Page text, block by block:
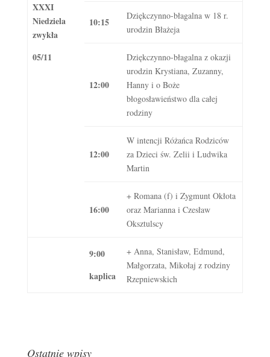
XXXI
Niedziela
zwykła
05/11
10:15
Dziękczynno-błagalna w 18 r.
urodzin Błażeja
12:00
Dziękczynno-błagalna z okazji
urodzin Krystiana, Zuzanny,
Hanny i o Boże
błogosławieństwo dla całej
rodziny
12:00
W intencji Różańca Rodziców
za Dzieci św. Zelii i Ludwika
Martin
16:00
+ Romana (f) i Zygmunt Okłota
oraz Marianna i Czesław
Oksztulscy
9:00
kaplica
+ Anna, Stanisław, Edmund,
Małgorzata, Mikołaj z rodziny
Rzepniewskich
Ostatnie wpisy